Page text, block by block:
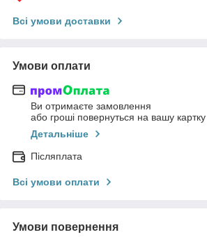
Всі умови доставки
Умови оплати
Ви отримаєте замовлення
або гроші повернуться на вашу картку
Детальніше
Післяплата
Всі умови оплати
Умови повернення